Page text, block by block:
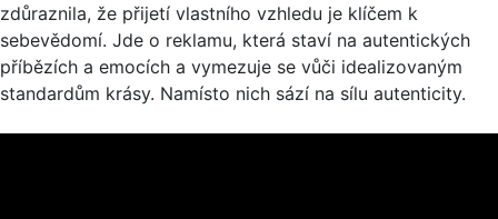
zdůraznila, že přijetí vlastního vzhledu je klíčem k
sebevědomí. Jde o reklamu, která staví na autentických
příbězích a emocích a vymezuje se vůči idealizovaným
standardům krásy. Namísto nich sází na sílu autenticity.